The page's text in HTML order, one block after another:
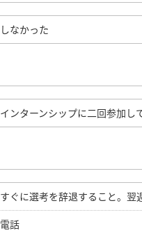
しなかった
インターンシップに二回参加し
すぐに選考を辞退すること。翌
電話